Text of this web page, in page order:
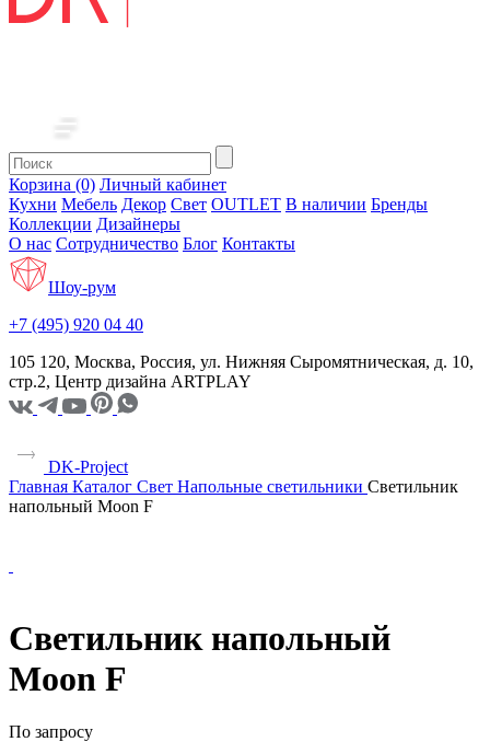
Корзина (0) Личный кабинет
Кухни Мебель Декор Свет OUTLET В наличии Бренды
Коллекции Дизайнеры
О нас Сотрудничество Блог Контакты
Шоу-рум
+7 (495) 920 04 40
105 120, Москва, Россия, ул. Нижняя Сыромятническая, д. 10,
стр.2, Центр дизайна ARTPLAY
DK-Project
Главная Каталог Свет Напольные светильники Светильник
напольный Moon F
Светильник напольный
Moon F
По запросу